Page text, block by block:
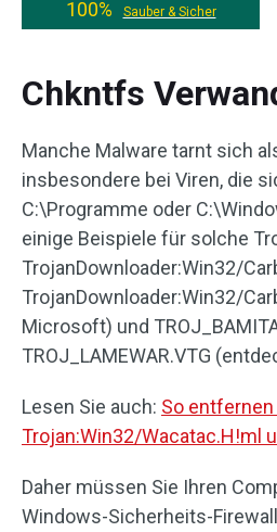
100%
Sauber & Sicher
Chkntfs
Manche Malware tarnt sich
insbesondere bei Viren, die
C:\Programme oder
einige Beispiele für solche
TrojanDownloader:Win32/
TrojanDownloader:Win32/
Microsoft) und
TROJ_LAMEWAR.VTG
Lesen Sie auch: So
Trojan:Win32/Wacatac.H!ml
Daher müssen Sie Ihren
Windows-Sicherheits-